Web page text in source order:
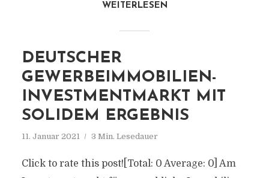
WEITERLESEN
DEUTSCHER
GEWERBEIMMOBILIEN-
INVESTMENTMARKT MIT
SOLIDEM ERGEBNIS
11. Januar 2021 3 Min. Lesedauer
Click to rate this post![Total: 0 Average: 0] Am